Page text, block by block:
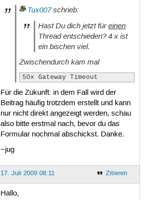
Tux007schrieb:
Hast Du dich jetzt füreinen
Thread entschieden? 4 x ist
ein bischen viel.
Zwischendurch kam mal
50x Gateway Timeout
Für die Zukunft: in dem Fall wird der
Beitrag häufig trotzdem erstellt und kann
nur nicht direkt angezeigt werden, schau
also bitte erstmal nach, bevor du das
Formular nochmal abschickst. Danke.
~jug
Zitieren
17. Juli 2009 08:11
Hallo,